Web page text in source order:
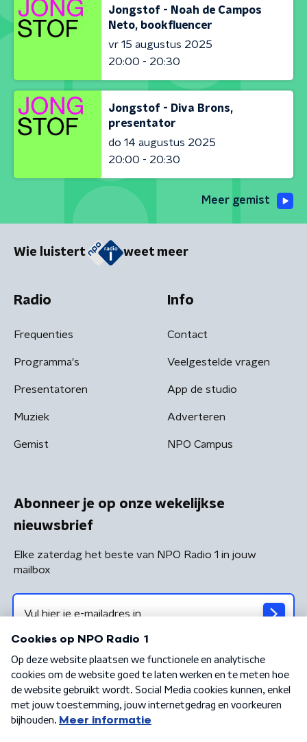
Jongstof - Noah de Campos
Neto, bookfluencer
vr 15 augustus 2025
20:00 - 20:30
Jongstof - Diva Brons,
presentator
do 14 augustus 2025
20:00 - 20:30
Meer gemist
Wie luistert weet meer
Radio
Frequenties
Programma's
Presentatoren
Muziek
Gemist
Info
Contact
Veelgestelde vragen
App de studio
Adverteren
NPO Campus
Abonneer je op onze wekelijkse
nieuwsbrief
Elke zaterdag het beste van NPO Radio 1 in jouw
mailbox
Algemene voorwaarden